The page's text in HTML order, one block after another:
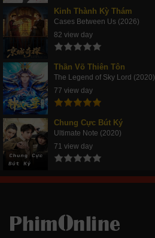
Kinh Thành Kỳ Thám
Cases Between Us (2026)
82 view day
Thần Võ Thiên Tôn
The Legend of Sky Lord (2020)
77 view day
Chung Cực Bút Ký
Ultimate Note (2020)
71 view day